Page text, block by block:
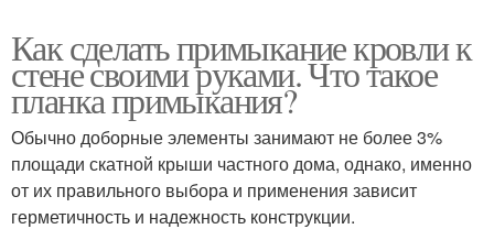
Как сделать примыкание кровли к
стене своими руками. Что такое
планка примыкания?
Обычно доборные элементы занимают не более 3%
площади скатной крыши частного дома, однако, именно
от их правильного выбора и применения зависит
герметичность и надежность конструкции.